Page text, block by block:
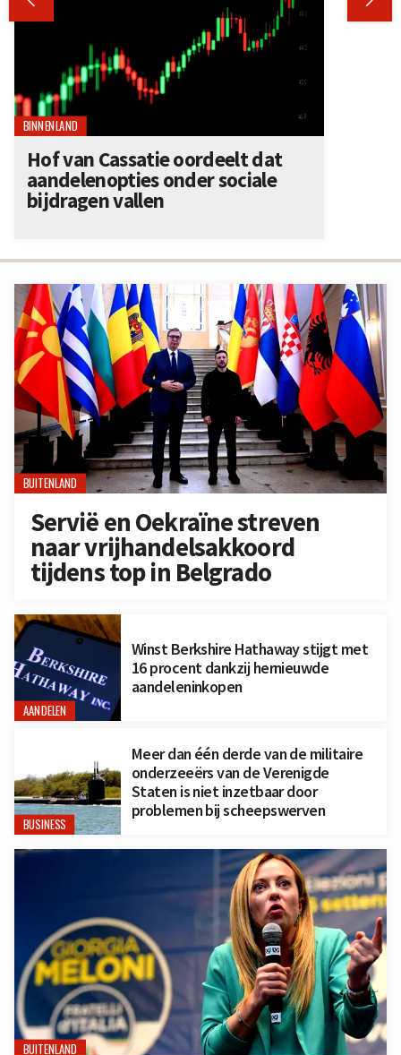
BUITENLAND
Servië en Oekraïne streven
naar vrijhandelsakkoord
tijdens top in Belgrado
AANDELEN
Winst Berkshire Hathaway stijgt met
16 procent dankzij hernieuwde
aandeleninkopen
BUSINESS
Meer dan één derde van de militaire
onderzeeërs van de Verenigde
Staten is niet inzetbaar door
problemen bij scheepswerven
BUITENLAND
BINNENLAND
Hof van Cassatie oordeelt dat
aandelenopties onder sociale
bijdragen vallen